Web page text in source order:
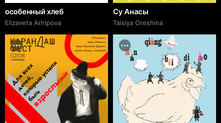
особенный хлеб
Elizaveta Arhipova
Су Анасы
Taisiya Oreshina